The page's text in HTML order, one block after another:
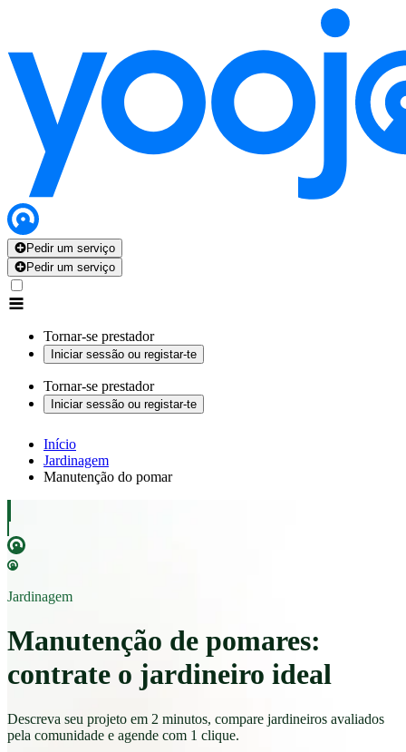
Pedir um serviço
Pedir um serviço
Tornar-se prestador
Iniciar sessão ou registar-te
Tornar-se prestador
Iniciar sessão ou registar-te
Início
Jardinagem
Manutenção do pomar
Jardinagem
Manutenção de pomares:
contrate o jardineiro ideal
Descreva seu projeto em 2 minutos, compare jardineiros avaliados
pela comunidade e agende com 1 clique.